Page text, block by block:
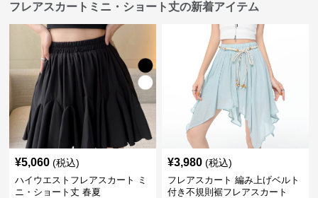
フレアスカートミニ・ショート丈の新着アイテム
¥5,060 (税込)
ハイウエストフレアスカート ミ
ニ・ショート丈 春夏
¥3,980 (税込)
フレアスカート 編み上げベルト
付き不規則裾フレアスカート